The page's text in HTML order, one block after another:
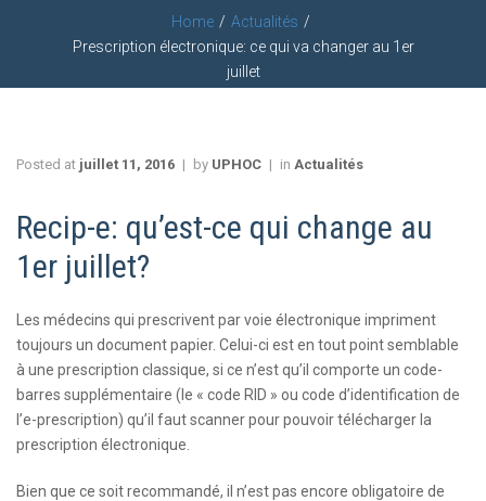
Home
Actualités
Prescription électronique: ce qui va changer au 1er
juillet
Posted at juillet 11, 2016 by UPHOC in Actualités
Recip-e: qu’est-ce qui change au
1er juillet?
Les médecins qui prescrivent par voie électronique impriment
toujours un document papier. Celui-ci est en tout point semblable
à une prescription classique, si ce n’est qu’il comporte un code-
barres supplémentaire (le « code RID » ou code d’identification de
l’e-prescription) qu’il faut scanner pour pouvoir télécharger la
prescription électronique.
Bien que ce soit recommandé, il n’est pas encore obligatoire de